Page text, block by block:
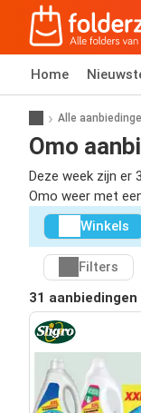
Home
Alle
Omo
Deze week zijn er
Omo weer met
Winkels
Filters
31 aanbiedingen